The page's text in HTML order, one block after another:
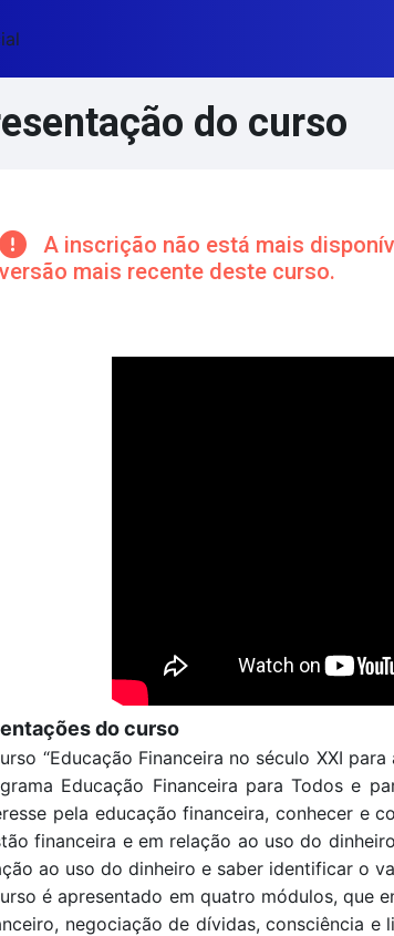
do curso
A inscrição não está mais
versão mais recente deste curso.
da seção
do curso
“Educação Financeira no século XXI
Educação Financeira para Todos e
pela educação financeira, conhecer e
financeira e em relação ao uso do
ao uso do dinheiro e saber identificar o
é apresentado em quatro módulos, que
negociação de dívidas, consciência e